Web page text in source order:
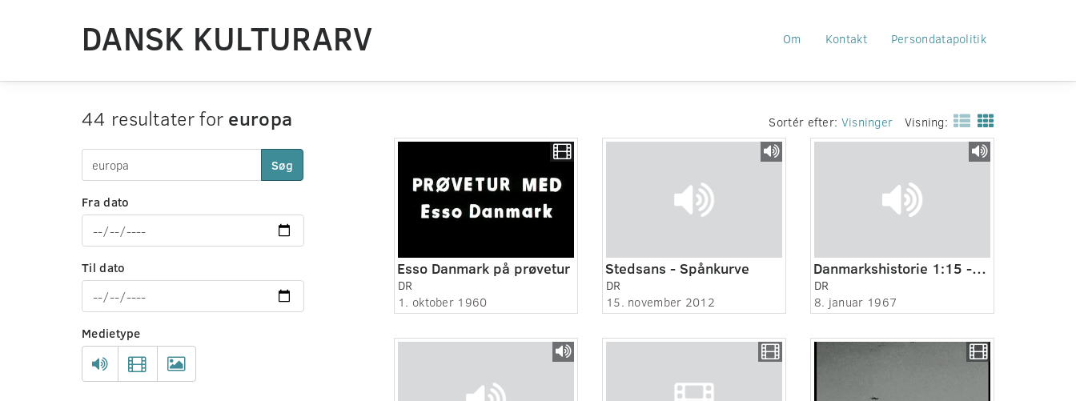
DANSK KULTURARV Om Kontakt Persondatapolitik
44 resultater for europa
Søg
Fra dato
Til dato
Medietype
Sortér efter: Visninger Visning:
Esso Danmark på prøvetur
DR
1. oktober 1960
Stedsans - Spånkurve
DR
15. november 2012
Danmarkshistorie 1:15 - Landet og de første mennesker
DR
8. januar 1967